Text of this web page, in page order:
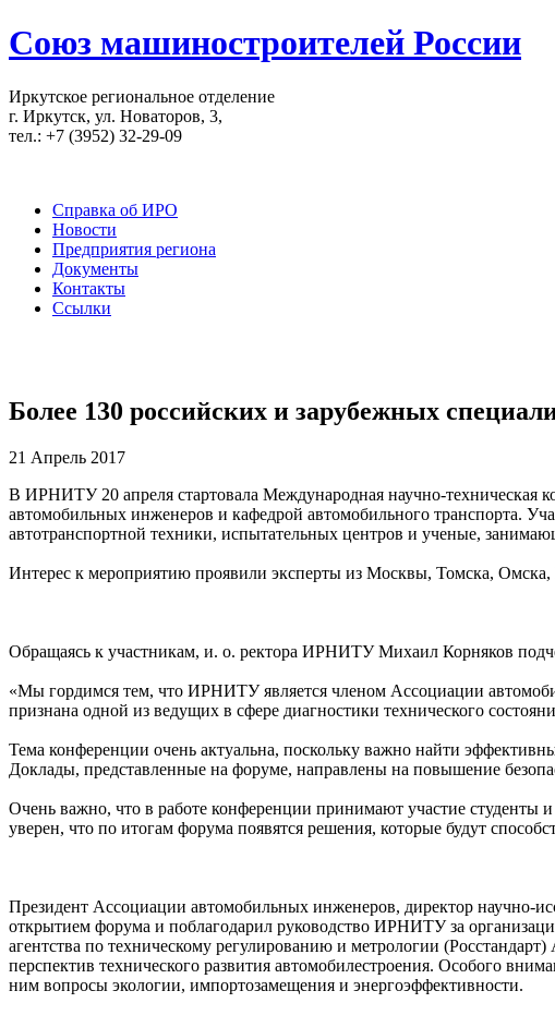
Союз машиностроителей России
Иркутское региональное отделение
г. Иркутск, ул. Новаторов, 3,
тел.: +7 (3952) 32-29-09
Справка об ИРО
Новости
Предприятия региона
Документы
Контакты
Ссылки
Более 130 российских и зарубежных
21 Апрель 2017
В ИРНИТУ 20 апреля стартовала Международная научно-техническая
автомобильных инженеров и кафедрой автомобильного транспорта.
автотранспортной техники, испытательных центров и ученые,
Интерес к мероприятию проявили эксперты из Москвы, Томска,
Обращаясь к участникам, и. о. ректора ИРНИТУ Михаил Корняков
«Мы гордимся тем, что ИРНИТУ является членом Ассоциации
признана одной из ведущих в сфере диагностики технического
Тема конференции очень актуальна, поскольку важно найти
Доклады, представленные на форуме, направлены на повышение
Очень важно, что в работе конференции принимают участие студенты
уверен, что по итогам форума появятся решения, которые будут
Президент Ассоциации автомобильных инженеров, директор научно-
открытием форума и поблагодарил руководство ИРНИТУ за
агентства по техническому регулированию и метрологии
перспектив технического развития автомобилестроения. Особого
ним вопросы экологии, импортозамещения и энергоэффективности.